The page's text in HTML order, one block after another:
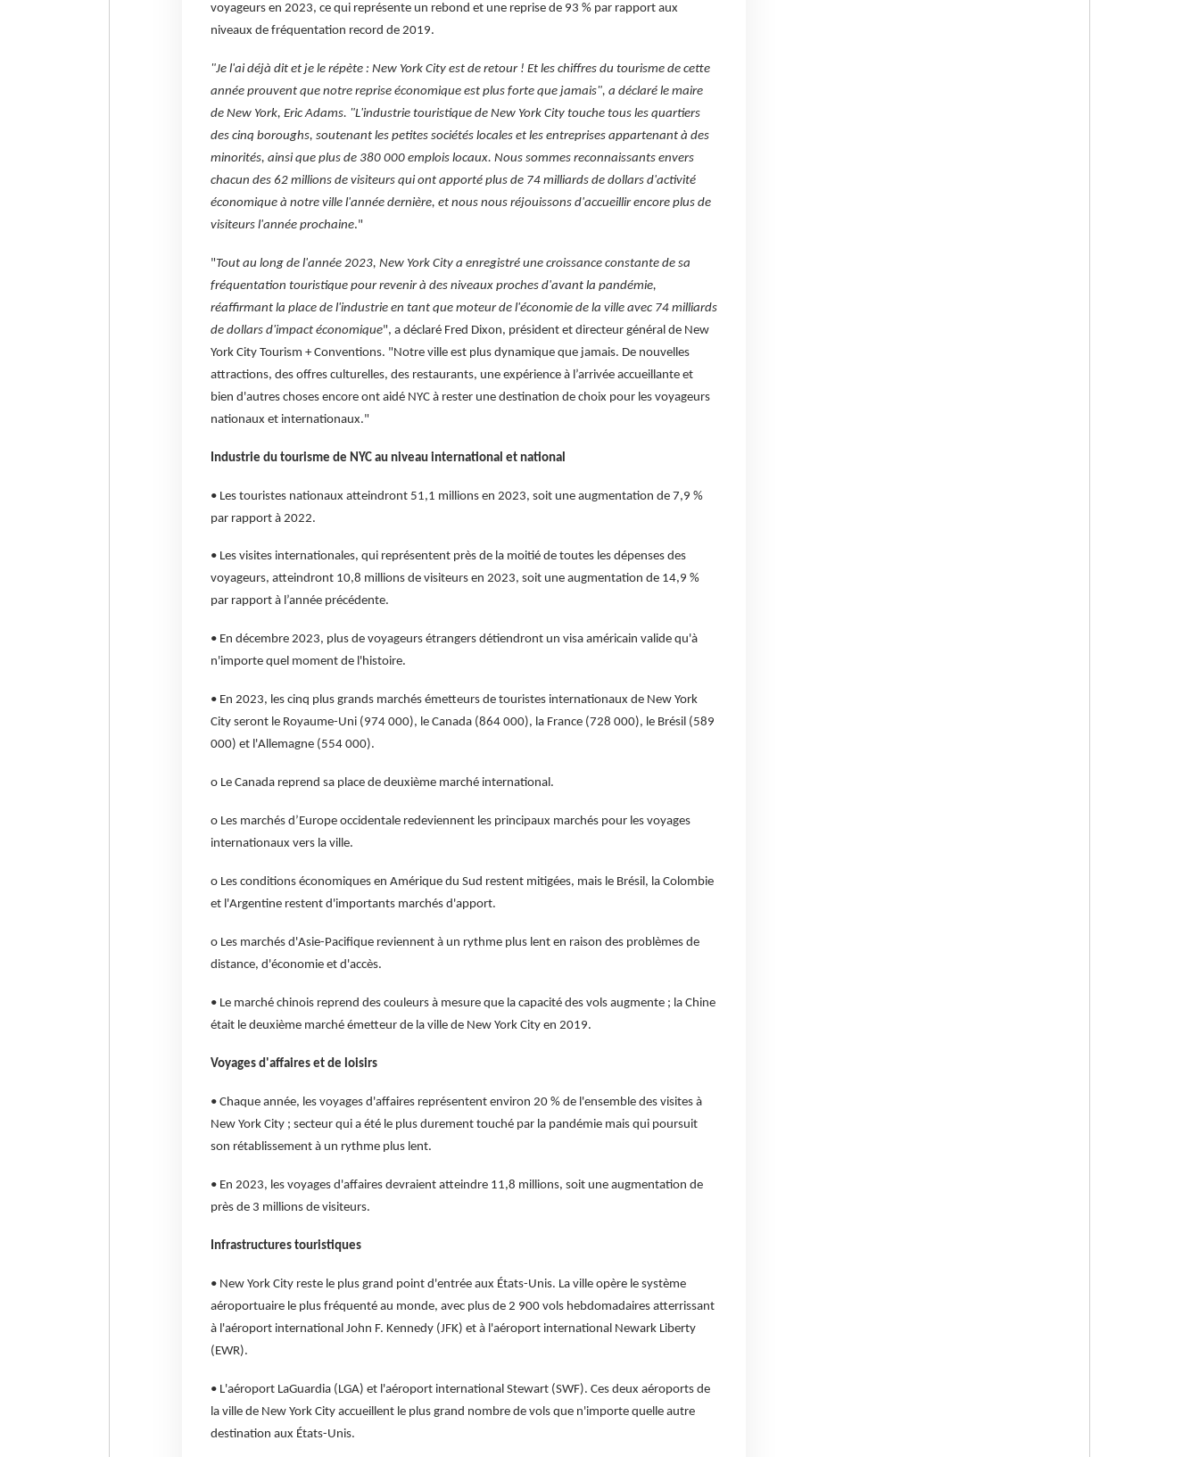
voyageurs en 2023, ce qui représente un rebond et une reprise de 93 % par rapport aux
niveaux de fréquentation record de 2019.
"Je l'ai déjà dit et je le répète : New York City est de retour ! Et les chiffres du tourisme de cette
année prouvent que notre reprise économique est plus forte que jamais", a déclaré le maire
de New York, Eric Adams. "L'industrie touristique de New York City touche tous les quartiers
des cinq boroughs, soutenant les petites sociétés locales et les entreprises appartenant à des
minorités, ainsi que plus de 380 000 emplois locaux. Nous sommes reconnaissants envers
chacun des 62 millions de visiteurs qui ont apporté plus de 74 milliards de dollars d'activité
économique à notre ville l'année dernière, et nous nous réjouissons d'accueillir encore plus de
visiteurs l'année prochaine."
"Tout au long de l'année 2023, New York City a enregistré une croissance constante de sa
fréquentation touristique pour revenir à des niveaux proches d'avant la pandémie,
réaffirmant la place de l'industrie en tant que moteur de l'économie de la ville avec 74 milliards
de dollars d'impact économique", a déclaré Fred Dixon, président et directeur général de New
York City Tourism + Conventions. "Notre ville est plus dynamique que jamais. De nouvelles
attractions, des offres culturelles, des restaurants, une expérience à l’arrivée accueillante et
bien d'autres choses encore ont aidé NYC à rester une destination de choix pour les voyageurs
nationaux et internationaux."
Industrie du tourisme de NYC au niveau international et national
• Les touristes nationaux atteindront 51,1 millions en 2023, soit une augmentation de 7,9 %
par rapport à 2022.
• Les visites internationales, qui représentent près de la moitié de toutes les dépenses des
voyageurs, atteindront 10,8 millions de visiteurs en 2023, soit une augmentation de 14,9 %
par rapport à l’année précédente.
• En décembre 2023, plus de voyageurs étrangers détiendront un visa américain valide qu'à
n'importe quel moment de l'histoire.
• En 2023, les cinq plus grands marchés émetteurs de touristes internationaux de New York
City seront le Royaume-Uni (974 000), le Canada (864 000), la France (728 000), le Brésil (589
000) et l'Allemagne (554 000).
o Le Canada reprend sa place de deuxième marché international.
o Les marchés d’Europe occidentale redeviennent les principaux marchés pour les voyages
internationaux vers la ville.
o Les conditions économiques en Amérique du Sud restent mitigées, mais le Brésil, la Colombie
et l'Argentine restent d'importants marchés d'apport.
o Les marchés d'Asie-Pacifique reviennent à un rythme plus lent en raison des problèmes de
distance, d'économie et d'accès.
• Le marché chinois reprend des couleurs à mesure que la capacité des vols augmente ; la Chine
était le deuxième marché émetteur de la ville de New York City en 2019.
Voyages d'affaires et de loisirs
• Chaque année, les voyages d'affaires représentent environ 20 % de l'ensemble des visites à
New York City ; secteur qui a été le plus durement touché par la pandémie mais qui poursuit
son rétablissement à un rythme plus lent.
• En 2023, les voyages d'affaires devraient atteindre 11,8 millions, soit une augmentation de
près de 3 millions de visiteurs.
Infrastructures touristiques
• New York City reste le plus grand point d'entrée aux États-Unis. La ville opère le système
aéroportuaire le plus fréquenté au monde, avec plus de 2 900 vols hebdomadaires atterrissant
à l'aéroport international John F. Kennedy (JFK) et à l'aéroport international Newark Liberty
(EWR).
• L'aéroport LaGuardia (LGA) et l'aéroport international Stewart (SWF). Ces deux aéroports de
la ville de New York City accueillent le plus grand nombre de vols que n'importe quelle autre
destination aux États-Unis.